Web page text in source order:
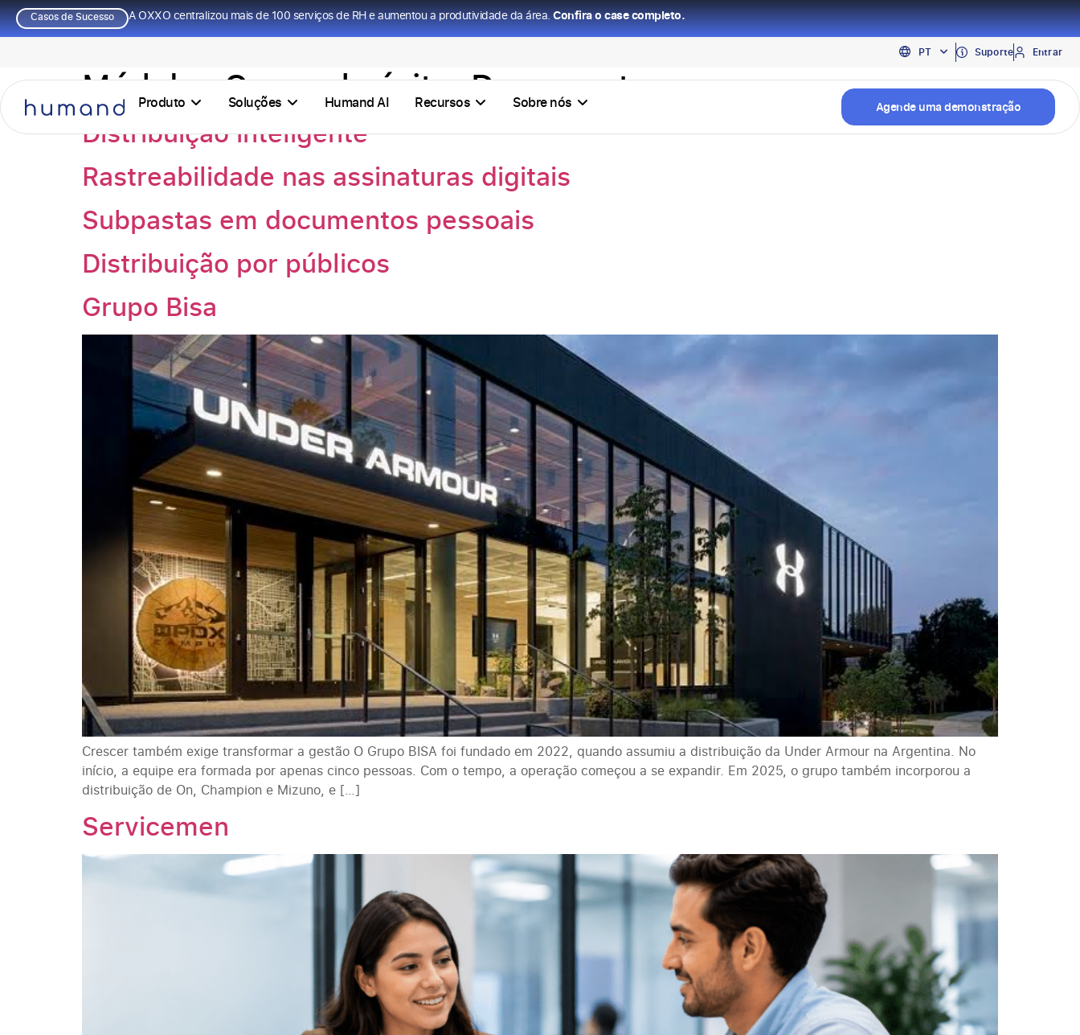
Casos de Sucesso A OXXO centralizou mais de 100 serviços de RH e aumentou a produtividade da área.Confira o case completo.
PT
EN
ES
Suporte Entrar
Produto Soluções Humand AI Recursos Sobre nós Agende uma demonstração
Módulos Casos de éxito:Documentos
Distribuição inteligente
Rastreabilidade nas assinaturas digitais
Subpastas em documentos pessoais
Distribuição por públicos
Grupo Bisa
Crescer também exige transformar a gestão O Grupo BISA foi fundado em 2022, quando assumiu a distribuição da Under Armour na Argentina. No
início, a equipe era formada por apenas cinco pessoas. Com o tempo, a operação começou a se expandir. Em 2025, o grupo também incorporou a
distribuição de On, Champion e Mizuno, e […]
Servicemen